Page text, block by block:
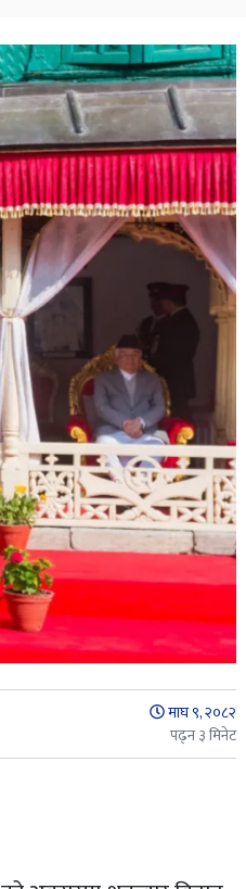
माघ ९, २०८२
पढ्न ३ मिनेट